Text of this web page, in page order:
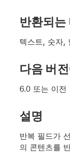
반환되는
텍스트, 숫자,
다음 버
6.0 또는 이전
설명
반복 필드가
의 콘텐츠를